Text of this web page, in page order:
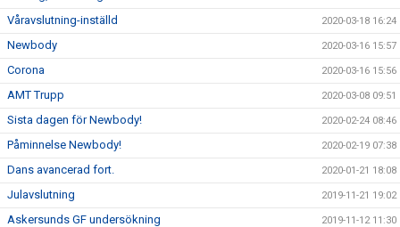
Våravslutning-inställd 2020-03-18 16:24
Newbody 2020-03-16 15:57
Corona 2020-03-16 15:56
AMT Trupp 2020-03-08 09:51
Sista dagen för Newbody! 2020-02-24 08:46
Påminnelse Newbody! 2020-02-19 07:38
Dans avancerad fort. 2020-01-21 18:08
Julavslutning 2019-11-21 19:02
Askersunds GF undersökning 2019-11-12 11:30